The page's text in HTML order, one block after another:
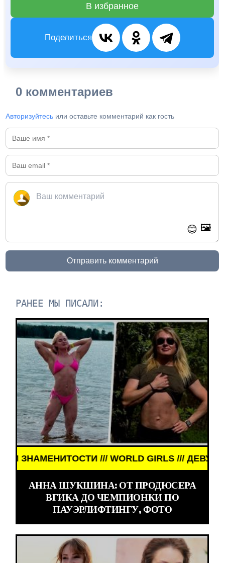
В избранное
Поделиться
0 комментариев
Авторизуйтесь или оставьте комментарий как гость
😊 🖼️
Отправить комментарий
РАНЕЕ МЫ ПИСАЛИ:
WORLD GIRLS /// ДЕВУШКИ
АННА ШУКШИНА: ОТ ПРОДЮСЕРА
ВГИКА ДО ЧЕМПИОНКИ ПО
ПАУЭРЛИФТИНГУ, ФОТО